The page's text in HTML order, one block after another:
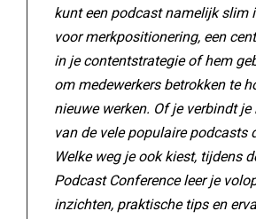
kunt een podcast namelijk slim
voor merkpositionering, een
in je contentstrategie of hem
om medewerkers betrokken te
nieuwe werken. Of je verbindt je
van de vele populaire podcasts
Welke weg je ook kiest, tijdens
Podcast Conference leer je
inzichten, praktische tips en